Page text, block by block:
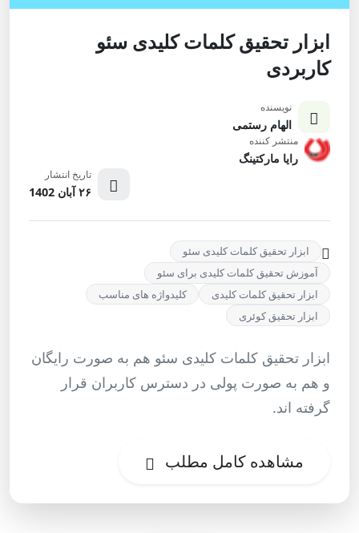
ابزار تحقیق کلمات کلیدی سئو
کاربردی
نویسنده
الهام رستمی
منتشر کننده
رایا مارکتینگ
تاریخ انتشار
۲۶ آبان 1402
ابزار تحقیق کلمات کلیدی سئو
آموزش تحقیق کلمات کلیدی برای سئو
ابزار تحقیق کلمات کلیدی
کلیدواژه های مناسب
ابزار تحقیق کوئری
ابزار تحقیق کلمات کلیدی سئو هم به صورت رایگان
و هم به صورت پولی در دسترس کاربران قرار
گرفته اند.
مشاهده کامل مطلب